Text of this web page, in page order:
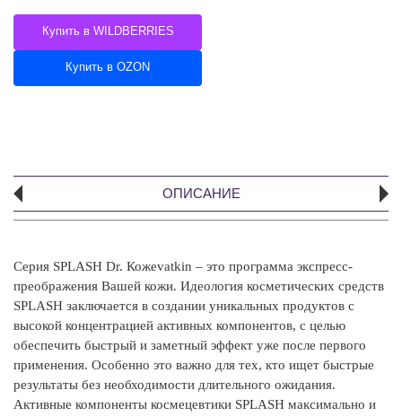
Купить в WILDBERRIES
Купить в OZON
ОПИСАНИЕ
Серия SPLASH Dr. Кожеvatkin – это программа экспресс-
преображения Вашей кожи. Идеология косметических средств
SPLASH заключается в создании уникальных продуктов с
высокой концентрацией активных компонентов, с целью
обеспечить быстрый и заметный эффект уже после первого
применения. Особенно это важно для тех, кто ищет быстрые
результаты без необходимости длительного ожидания.
Активные компоненты космецевтики SPLASH максимально и